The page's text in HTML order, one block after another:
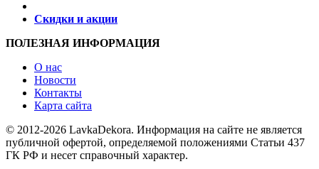
Скидки и акции
ПОЛЕЗНАЯ ИНФОРМАЦИЯ
О нас
Новости
Контакты
Карта сайта
© 2012-2026 LavkaDekora. Информация на сайте не является
публичной офертой, определяемой положениями Статьи 437
ГК РФ и несет справочный характер.